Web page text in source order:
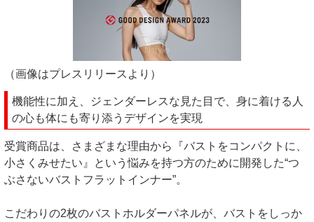
（画像はプレスリリースより）
機能性に加え、ジェンダーレスな見た目で、身に着ける人
の心も体にも寄り添うデザインを実現
受賞商品は、さまざまな理由から『バストをコンパクトに、
小さくみせたい』という悩みを持つ方のために開発した“つ
ぶさないバストフラットインナー”。
こだわりの2枚のバストホルダーパネルが、バストをしっか